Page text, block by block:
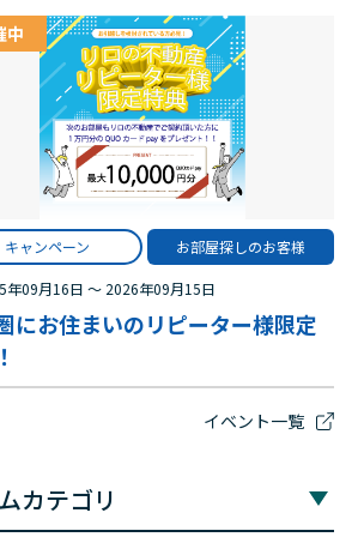
中
キャンペーン お部屋探しのお客様
年09月16日 〜 2026年09月15日
にお住まいのリピーター様限定
イベント一覧
カテゴリ